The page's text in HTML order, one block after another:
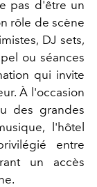
pas d'être un
rôle de scène
DJ sets,
ou séances
qui invite
À l'occasion
des grandes
l'hôtel
entre
un accès